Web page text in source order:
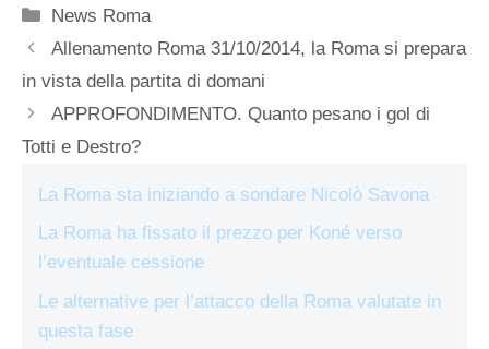
Categorie
News Roma
Allenamento Roma 31/10/2014, la Roma si prepara
in vista della partita di domani
APPROFONDIMENTO. Quanto pesano i gol di
Totti e Destro?
La Roma sta iniziando a sondare Nicolò Savona
La Roma ha fissato il prezzo per Koné verso
l’eventuale cessione
Le alternative per l’attacco della Roma valutate in
questa fase